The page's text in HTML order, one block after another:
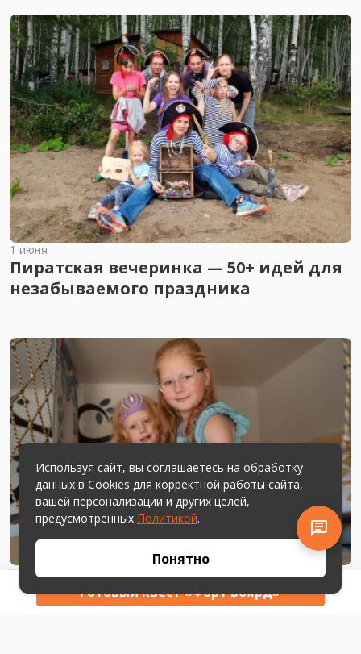
1 июня
Пиратская вечеринка — 50+ идей для
незабываемого праздника
2 февраля 2024 (дополнено 28 июня)
Квест для девочек
Используя сайт, вы соглашаетесь на обработку
данных в Cookies для корректной работы сайта,
вашей персонализации и других целей,
предусмотренных Политикой.
Понятно
Готовый квест «Форт Боярд»